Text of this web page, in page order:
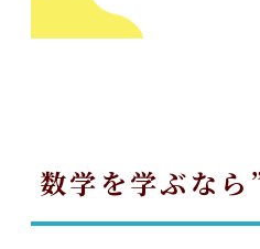
数学を学ぶな